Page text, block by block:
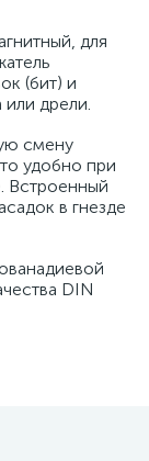
для
(бит) и
или дрели.
смену
удобно при
Встроенный
в гнезде
DIN